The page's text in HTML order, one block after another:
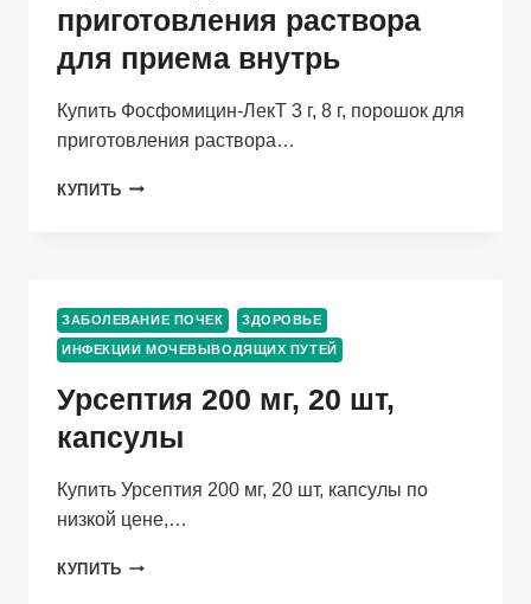
приготовления раствора
для приема внутрь
Купить Фосфомицин-ЛекТ 3 г, 8 г, порошок для
приготовления раствора…
КУПИТЬ ФОСФОМИЦИН-
ПОРОШОК
ДЛЯ
РАСТВОРА
ПРИЕМА
ЗАБОЛЕВАНИЕ ПОЧЕК ЗДОРОВЬЕ
ИНФЕКЦИИ МОЧЕВЫВОДЯЩИХ ПУТЕЙ
Урсептия 200 мг, 20 шт,
капсулы
Купить Урсептия 200 мг, 20 шт, капсулы по
низкой цене,…
КУПИТЬ УРСЕПТИЯ